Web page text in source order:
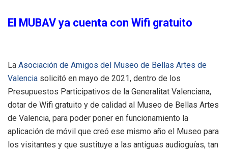
El MUBAV ya cuenta con Wifi gratuito
La Asociación de Amigos del Museo de Bellas Artes de
Valencia solicitó en mayo de 2021, dentro de los
Presupuestos Participativos de la Generalitat Valenciana,
dotar de Wifi gratuito y de calidad al Museo de Bellas Artes
de Valencia, para poder poner en funcionamiento la
aplicación de móvil que creó ese mismo año el Museo para
los visitantes y que sustituye a las antiguas audioguías, tan